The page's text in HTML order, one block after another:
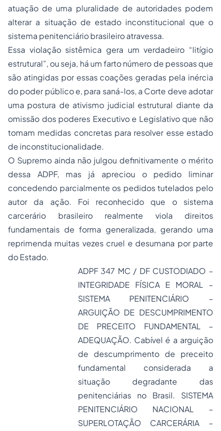
atuação de uma pluralidade de autoridades podem
alterar a situação de estado inconstitucional que o
sistema penitenciário brasileiro atravessa.
Essa violação sistêmica gera um verdadeiro “litígio
estrutural”, ou seja, há um farto número de pessoas que
são atingidas por essas coações geradas pela inércia
do poder público e, para saná-los, a Corte deve adotar
uma postura de ativismo judicial estrutural diante da
omissão dos poderes Executivo e Legislativo que não
tomam medidas concretas para resolver esse estado
de inconstitucionalidade.
O Supremo ainda não julgou definitivamente o mérito
dessa ADPF, mas já apreciou o pedido liminar
concedendo parcialmente os pedidos tutelados pelo
autor da ação. Foi reconhecido que o sistema
carcerário brasileiro realmente viola direitos
fundamentais de forma generalizada, gerando uma
reprimenda muitas vezes cruel e desumana por parte
do Estado.
ADPF 347 MC / DF CUSTODIADO –
INTEGRIDADE FÍSICA E MORAL –
SISTEMA PENITENCIÁRIO –
ARGUIÇÃO DE DESCUMPRIMENTO
DE PRECEITO FUNDAMENTAL –
ADEQUAÇÃO. Cabível é a arguição
de descumprimento de preceito
fundamental considerada a
situação degradante das
penitenciárias no Brasil. SISTEMA
PENITENCIÁRIO NACIONAL –
SUPERLOTAÇÃO CARCERÁRIA –